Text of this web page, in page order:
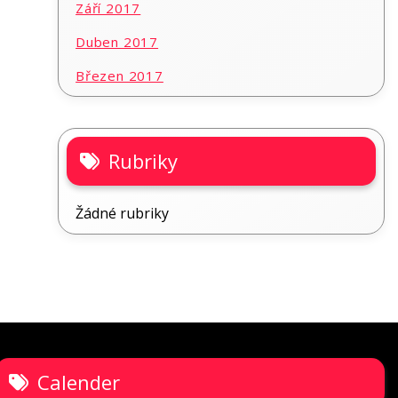
Září 2017
Duben 2017
Březen 2017
Rubriky
Žádné rubriky
Calender